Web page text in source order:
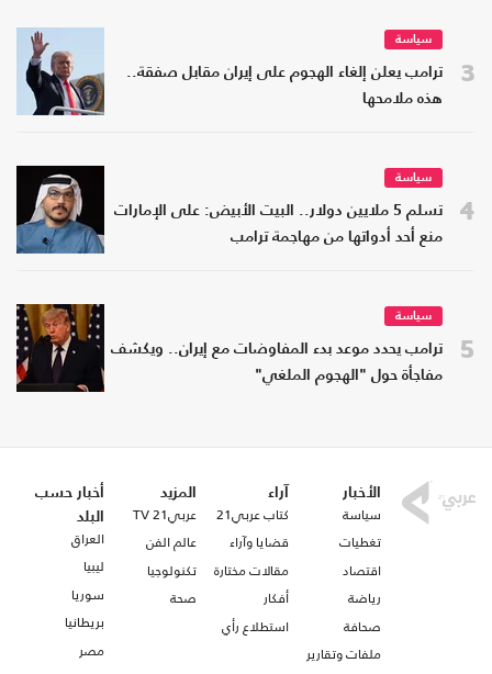
3
سياسة
ترامب يعلن إلغاء الهجوم على إيران مقابل صفقة..
هذه ملامحها
4
سياسة
تسلم 5 ملايين دولار.. البيت الأبيض: على الإمارات
منع أحد أدواتها من مهاجمة ترامب
5
سياسة
ترامب يحدد موعد بدء المفاوضات مع إيران.. ويكشف
مفاجأة حول "الهجوم الملغي"
الأخبار
سياسة
تغطيات
اقتصاد
رياضة
صحافة
ملفات وتقارير
آراء
كتاب عربي21
قضايا وآراء
مقالات مختارة
أفكار
استطلاع رأي
المزيد
عربي21 TV
عالم الفن
تكنولوجيا
صحة
أخبار حسب
البلد
العراق
ليبيا
سوريا
بريطانيا
مصر